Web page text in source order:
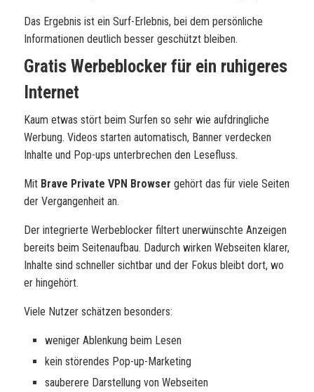
Das Ergebnis ist ein Surf-Erlebnis, bei dem persönliche
Informationen deutlich besser geschützt bleiben.
Gratis Werbeblocker für ein ruhigeres
Internet
Kaum etwas stört beim Surfen so sehr wie aufdringliche
Werbung. Videos starten automatisch, Banner verdecken
Inhalte und Pop-ups unterbrechen den Lesefluss.
Mit Brave Private VPN Browser gehört das für viele Seiten
der Vergangenheit an.
Der integrierte Werbeblocker filtert unerwünschte Anzeigen
bereits beim Seitenaufbau. Dadurch wirken Webseiten klarer,
Inhalte sind schneller sichtbar und der Fokus bleibt dort, wo
er hingehört.
Viele Nutzer schätzen besonders:
weniger Ablenkung beim Lesen
kein störendes Pop-up-Marketing
sauberere Darstellung von Webseiten